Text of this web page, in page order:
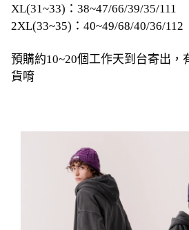
XL(31~33)：38~47/66/39/35/111
2XL(33~35)：40~49/68/40/36/112
預購約10~20個工作天到台寄出，
貨唷